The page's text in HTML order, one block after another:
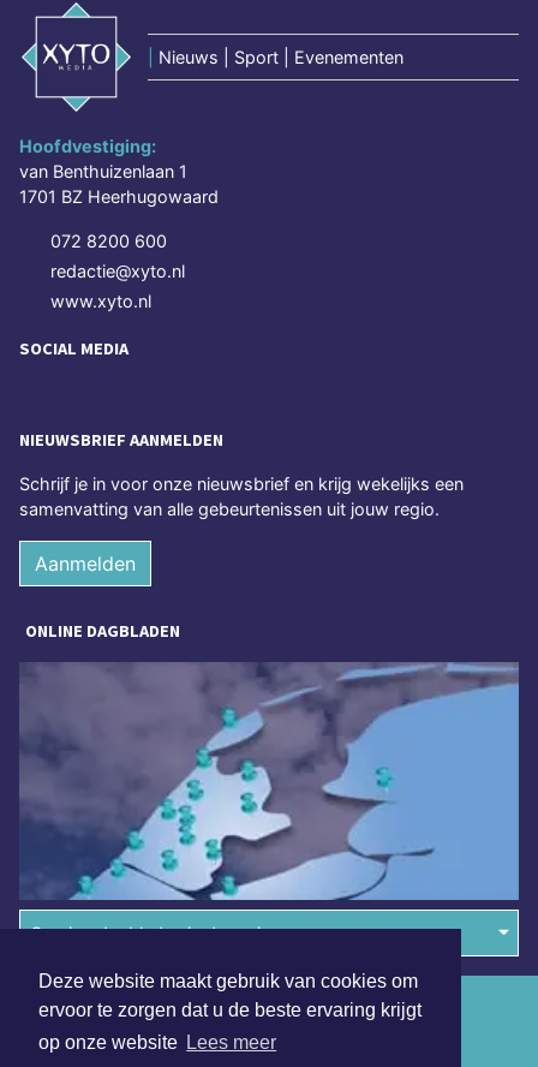
Deze website maakt gebruik van cookies om
ervoor te zorgen dat u de beste ervaring krijgt
op onze website Lees meer
Nieuws | Sport | Evenementen
Hoofdvestiging:
van Benthuizenlaan 1
1701 BZ Heerhugowaard
072 8200 600
redactie@xyto.nl
www.xyto.nl
SOCIAL MEDIA
NIEUWSBRIEF AANMELDEN
Schrijf je in voor onze nieuwsbrief en krijg wekelijks een
samenvatting van alle gebeurtenissen uit jouw regio.
Aanmelden
ONLINE DAGBLADEN
Overige dagbladen in de regio
Algemene voorwaarden
Disclaimer